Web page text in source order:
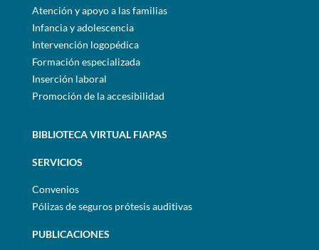
Atención y apoyo a las familias
Infancia y adolescencia
Intervención logopédica
Formación especializada
Inserción laboral
Promoción de la accesibilidad
BIBLIOTECA VIRTUAL FIAPAS
SERVICIOS
Convenios
Pólizas de seguros prótesis auditivas
PUBLICACIONES